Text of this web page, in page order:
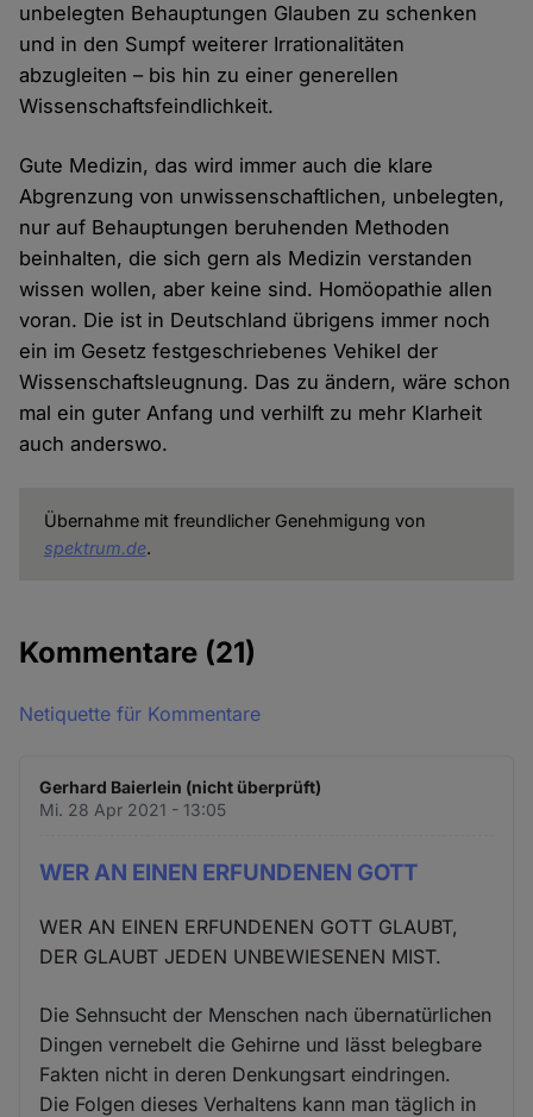
unbelegten Behauptungen Glauben zu schenken
und in den Sumpf weiterer Irrationalitäten
abzugleiten – bis hin zu einer generellen
Wissenschaftsfeindlichkeit.
Gute Medizin, das wird immer auch die klare
Abgrenzung von unwissenschaftlichen, unbelegten,
nur auf Behauptungen beruhenden Methoden
beinhalten, die sich gern als Medizin verstanden
wissen wollen, aber keine sind. Homöopathie allen
voran. Die ist in Deutschland übrigens immer noch
ein im Gesetz festgeschriebenes Vehikel der
Wissenschaftsleugnung. Das zu ändern, wäre schon
mal ein guter Anfang und verhilft zu mehr Klarheit
auch anderswo.
Übernahme mit freundlicher Genehmigung von
spektrum.de.
Kommentare (21)
Netiquette für Kommentare
Gerhard Baierlein (nicht überprüft)
Mi. 28 Apr 2021 - 13:05
WER AN EINEN ERFUNDENEN GOTT
WER AN EINEN ERFUNDENEN GOTT GLAUBT,
DER GLAUBT JEDEN UNBEWIESENEN MIST.
Die Sehnsucht der Menschen nach übernatürlichen
Dingen vernebelt die Gehirne und lässt belegbare
Fakten nicht in deren Denkungsart eindringen.
Die Folgen dieses Verhaltens kann man täglich in